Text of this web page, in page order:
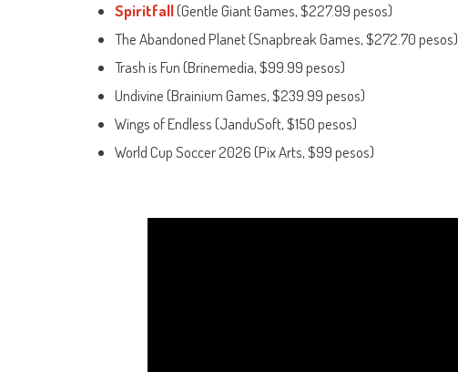
Spiritfall(Gentle Giant Games, $227.99 pesos)
The Abandoned Planet (Snapbreak Games, $272.70 pesos)
Trash is Fun (Brinemedia, $99.99 pesos)
Undivine (Brainium Games, $239.99 pesos)
Wings of Endless (JanduSoft, $150 pesos)
World Cup Soccer 2026 (Pix Arts, $99 pesos)